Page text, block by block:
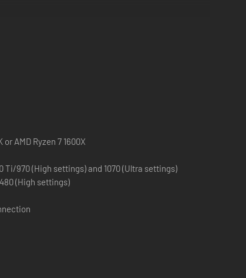
AMD Ryzen 7 1600X
Ti/970 (High settings) and 1070 (Ultra settings)
(High settings)